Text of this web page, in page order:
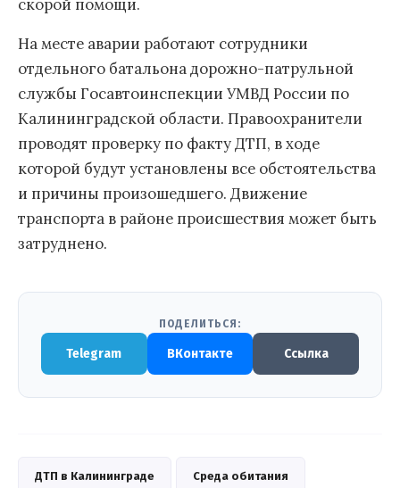
скорой помощи.
На месте аварии работают сотрудники
отдельного батальона дорожно-патрульной
службы Госавтоинспекции УМВД России по
Калининградской области. Правоохранители
проводят проверку по факту ДТП, в ходе
которой будут установлены все обстоятельства
и причины произошедшего. Движение
транспорта в районе происшествия может быть
затруднено.
ПОДЕЛИТЬСЯ:
Telegram ВКонтакте Ссылка
ДТП в Калининграде Среда обитания